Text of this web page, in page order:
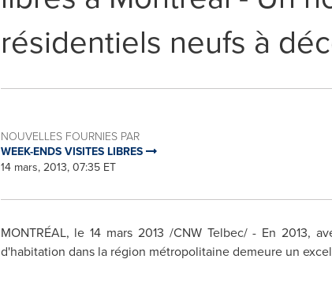
résidentiels neufs à
NOUVELLES FOURNIES PAR
WEEK-ENDS VISITES LIBRES
14 mars, 2013, 07:35 ET
MONTRÉAL, le 14 mars 2013 /CNW Telbec/ - En 2013,
d'habitation dans la région métropolitaine demeure un